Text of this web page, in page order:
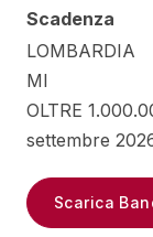
Scadenza
LOMBARDIA
MI
OLTRE
settembre
Scarica